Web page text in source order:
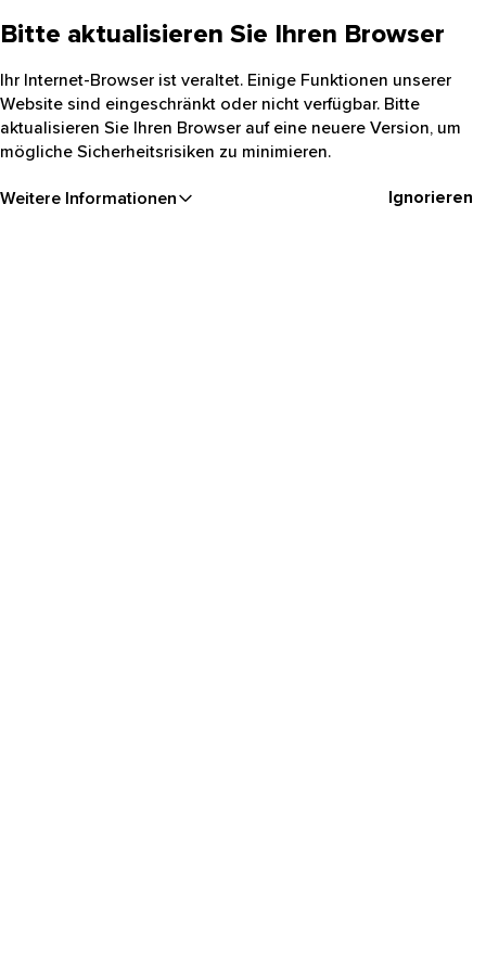
Bitte aktualisieren Sie Ihren Browser
Ihr Internet-Browser ist veraltet. Einige Funktionen unserer
Website sind eingeschränkt oder nicht verfügbar. Bitte
aktualisieren Sie Ihren Browser auf eine neuere Version, um
mögliche Sicherheitsrisiken zu minimieren.
Weitere Informationen Ignorieren